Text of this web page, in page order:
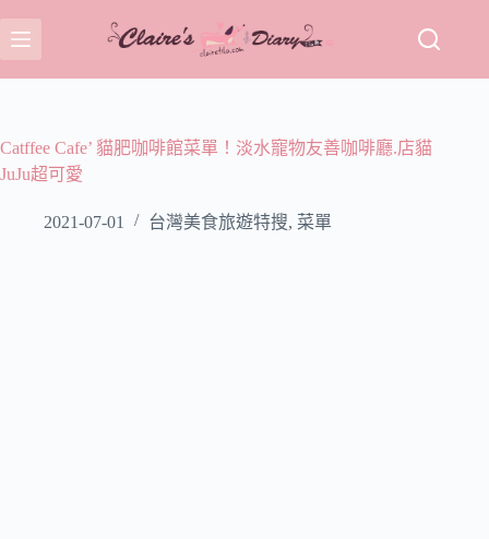
至
主
容
Catffee Cafe’ 貓肥咖啡館菜單！淡水寵物友善咖啡廳.店貓
JuJu超可愛
2021-07-01 台灣美食旅遊特搜, 菜單